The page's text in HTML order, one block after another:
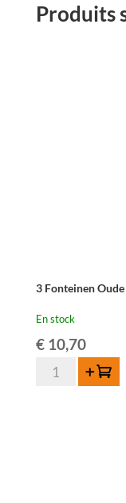
Produits
3 Fonteinen
En stock
€10,70
quantité
Ajouter au